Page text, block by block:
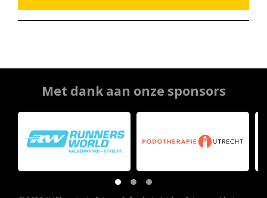
Met dank aan onze sponsors